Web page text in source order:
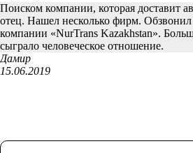
Поиском компании, которая доставит
отец. Нашел несколько фирм.
компании «NurTrans Kazakhstan».
сыграло человеческое отношение.
Дамир
15.06.2019